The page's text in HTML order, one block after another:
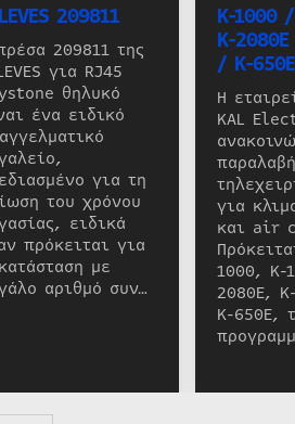
209811
209811 της
για RJ45
θηλυκό
ένα ειδικό
για τη
του χρόνου
ειδικά
πρόκειται για
με
αριθμό συν…
K-1000
K-
/ K-650E
Η
KAL
για
και air
1000, K-
2080E,
K-650E,